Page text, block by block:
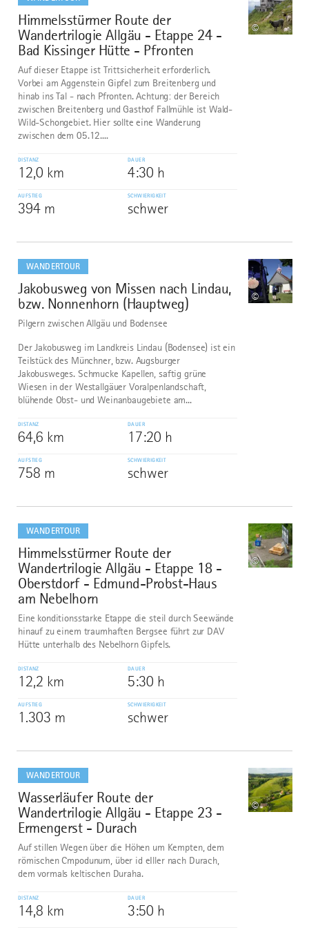
7
Himmelsstürmer Route der
Wandertrilogie Allgäu - Etappe 24 -
Bad Kissinger Hütte - Pfronten
©
Auf dieser Etappe ist Trittsicherheit erforderlich.
Vorbei am Aggenstein Gipfel zum Breitenberg und
hinab ins Tal - nach Pfronten. Achtung: der Bereich
zwischen Breitenberg und Gasthof Fallmühle ist Wald-
Wild-Schongebiet. Hier sollte eine Wanderung
zwischen dem 05.12....
DISTANZ
12,0 km
DAUER
4:30 h
AUFSTIEG
394 m
SCHWIERIGKEIT
schwer
WANDERTOUR
8
Jakobusweg von Missen nach Lindau,
bzw. Nonnenhorn (Hauptweg)
©
Pilgern zwischen Allgäu und Bodensee
Der Jakobusweg im Landkreis Lindau (Bodensee) ist ein
Teilstück des Münchner, bzw. Augsburger
Jakobusweges. Schmucke Kapellen, saftig grüne
Wiesen in der Westallgäuer Voralpenlandschaft,
blühende Obst- und Weinanbaugebiete am...
DISTANZ
64,6 km
DAUER
17:20 h
AUFSTIEG
758 m
SCHWIERIGKEIT
schwer
dazu
WANDERTOUR
9
Himmelsstürmer Route der
Wandertrilogie Allgäu - Etappe 18 -
Oberstdorf - Edmund-Probst-Haus
am Nebelhorn
©
Eine konditionsstarke Etappe die steil durch Seewände
hinauf zu einem traumhaften Bergsee führt zur DAV
Hütte unterhalb des Nebelhorn Gipfels.
DISTANZ
12,2 km
DAUER
5:30 h
AUFSTIEG
1.303 m
SCHWIERIGKEIT
schwer
dazu
WANDERTOUR
10
Wasserläufer Route der
Wandertrilogie Allgäu - Etappe 23 -
Ermengerst - Durach
©
Auf stillen Wegen über die Höhen um Kempten, dem
römischen Cmpodunum, über id eIller nach Durach,
dem vormals keltischen Duraha.
DISTANZ
14,8 km
DAUER
3:50 h
dazu